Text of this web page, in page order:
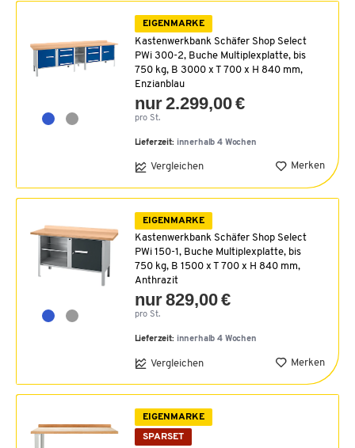
EIGENMARKE
Kastenwerkbank Schäfer Shop Select
PWi 300-2, Buche Multiplexplatte, bis
750 kg, B 3000 x T 700 x H 840 mm,
Enzianblau
nur 2.299,00 €
pro St.
Lieferzeit: innerhalb 4 Wochen
Vergleichen Merken
EIGENMARKE
Kastenwerkbank Schäfer Shop Select
PWi 150-1, Buche Multiplexplatte, bis
750 kg, B 1500 x T 700 x H 840 mm,
Anthrazit
nur 829,00 €
pro St.
Lieferzeit: innerhalb 4 Wochen
Vergleichen Merken
EIGENMARKE
SPARSET